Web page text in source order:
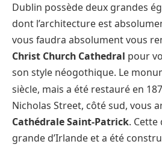
Dublin possède deux grandes
dont l’architecture est
vous faudra absolument vous
Christ Church Cathedral pour
son style néogothique. Le
siècle, mais a été restauré en
Nicholas Street, côté sud, vous
CathédraleSaint-Patrick. Cette
grande d’Irlande et a été